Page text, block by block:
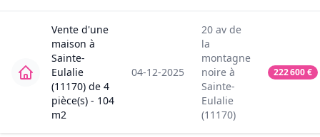
Vente d'une
maison à
Sainte-
Eulalie
(11170) de 4
pièce(s) - 104
m2
04-12-2025
20 av de
la
montagne
noire à
Sainte-
Eulalie
(11170)
222 600€